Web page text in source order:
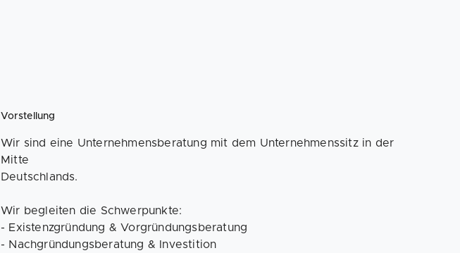
Vorstellung
Wir sind eine Unternehmensberatung mit dem Unternehmenssitz in der
Mitte
Deutschlands.
Wir begleiten die Schwerpunkte:
- Existenzgründung & Vorgründungsberatung
- Nachgründungsberatung & Investition